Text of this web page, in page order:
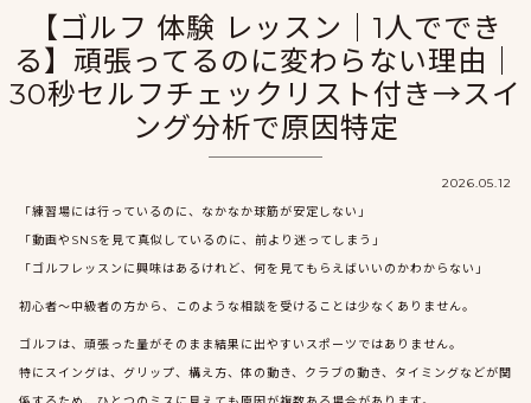
【ゴルフ 体験 レッスン｜1人ででき
る】頑張ってるのに変わらない理由｜
30秒セルフチェックリスト付き→スイ
ング分析で原因特定
2026.05.12
「練習場には行っているのに、なかなか球筋が安定しない」
「動画やSNSを見て真似しているのに、前より迷ってしまう」
「ゴルフレッスンに興味はあるけれど、何を見てもらえばいいのかわからない」
初心者〜中級者の方から、このような相談を受けることは少なくありません。
ゴルフは、頑張った量がそのまま結果に出やすいスポーツではありません。
特にスイングは、グリップ、構え方、体の動き、クラブの動き、タイミングなどが関